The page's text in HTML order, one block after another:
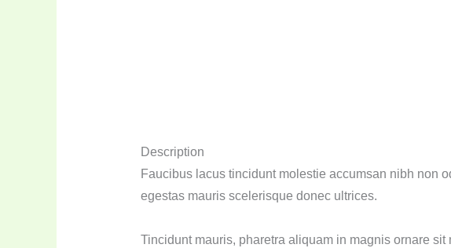
Description
Faucibus lacus tincidunt molestie accumsan nibh non
egestas mauris scelerisque donec ultrices.
Tincidunt mauris, pharetra aliquam in magnis ornare